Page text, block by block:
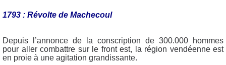
1793 : Révolte de Machecoul
Depuis l’annonce de la conscription de 300.000 hommes
pour aller combattre sur le front est, la région vendéenne est
en proie à une agitation grandissante.